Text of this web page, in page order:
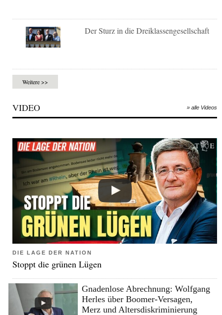
Der Sturz in die Dreiklassengesellschaft
Weitere >>
VIDEO » alle Videos
DIE LAGE DER NATION
Stoppt die grünen Lügen
Gnadenlose Abrechnung: Wolfgang
Herles über Boomer-Versagen,
Merz und Altersdiskriminierung